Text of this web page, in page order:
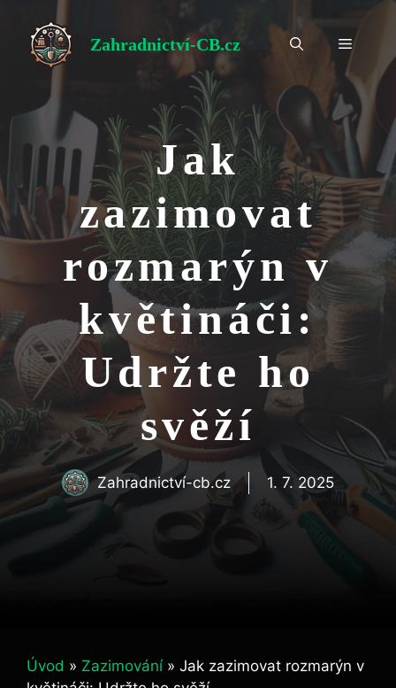
obsah
Zahradnictví-CB.cz Menu
Jak
zazimovat
rozmarýn v
květináči:
Udržte ho
svěží
Zahradnictví-cb.cz 1. 7. 2025
Úvod » Zazimování » Jak zazimovat rozmarýn v